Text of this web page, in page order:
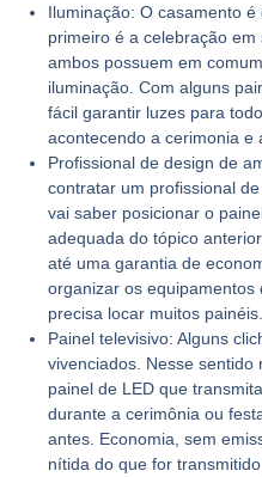
Iluminação: O casamento é
primeiro é a celebração
ambos possuem em
iluminação. Com alguns
fácil garantir luzes para
acontecendo a cerimonia e
Profissional de design de
contratar um profissional
vai saber posicionar o
adequada do tópico
até uma garantia de
organizar os
precisa locar muitos painéis.
Painel televisivo: Alguns
vivenciados. Nesse
painel de LED que
durante a cerimônia ou
antes. Economia, sem
nítida do que for